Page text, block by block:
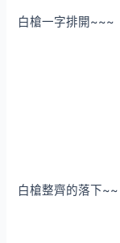
白槍一字排開~~~
白槍整齊的落下~~